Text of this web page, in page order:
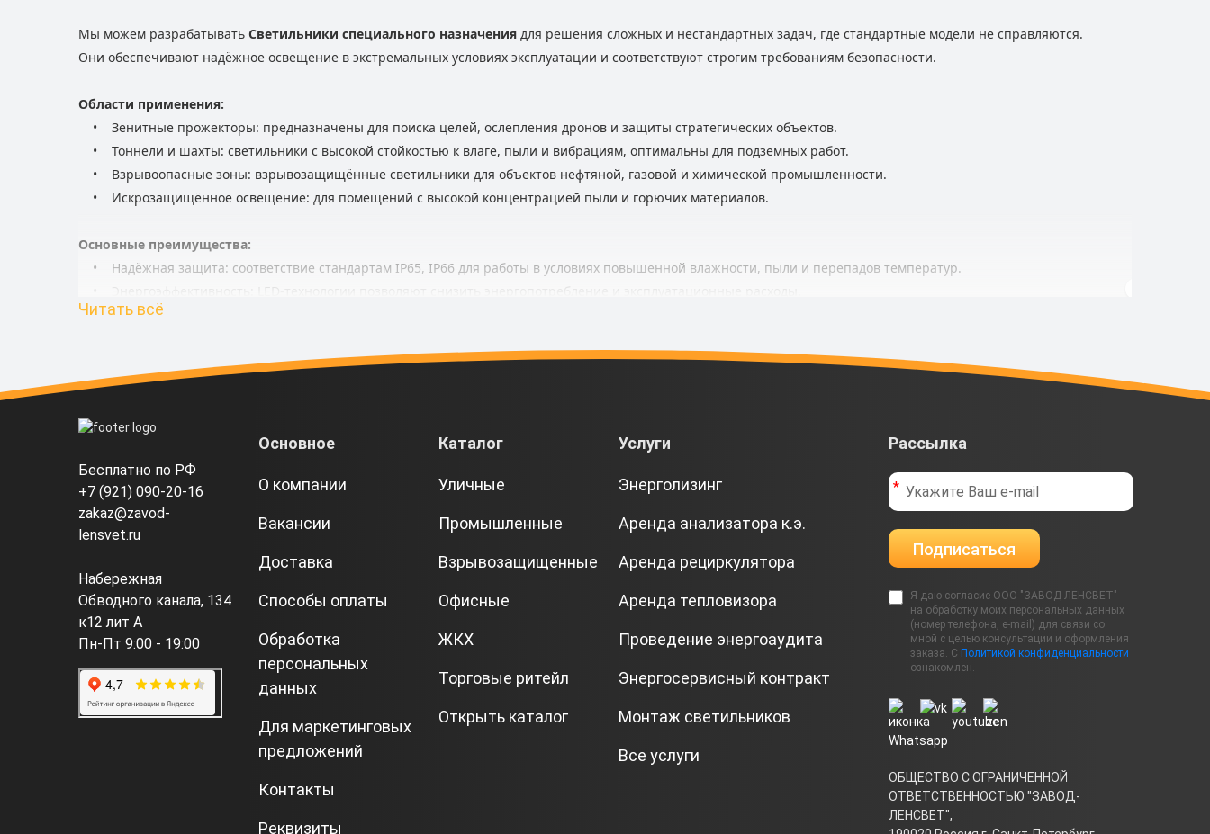
Мы можем разрабатывать Светильники специального назначения для решения сложных и нестандартных задач, где стандартные модели не справляются.
Они обеспечивают надёжное освещение в экстремальных условиях эксплуатации и соответствуют строгим требованиям безопасности.
Области применения:
• Зенитные прожекторы: предназначены для поиска целей, ослепления дронов и защиты стратегических объектов.
• Тоннели и шахты: светильники с высокой стойкостью к влаге, пыли и вибрациям, оптимальны для подземных работ.
• Взрывоопасные зоны: взрывозащищённые светильники для объектов нефтяной, газовой и химической промышленности.
• Искрозащищённое освещение: для помещений с высокой концентрацией пыли и горючих материалов.
Основные преимущества:
• Надёжная защита: соответствие стандартам IP65, IP66 для работы в условиях повышенной влажности, пыли и перепадов температур.
• Долговечность: использование материалов с высокой устойчивостью к коррозии и механическим воздействиям.
Наши решения ориентированы на промышленное и оборонное освещение, обеспечивая эффективность работы и защиту персонала. Если требуется
Читать всё
Бесплатно по РФ
+7 (921) 090-20-16
zakaz@zavod-
lensvet.ru
Набережная
Обводного канала, 134
к12 лит А
Пн-Пт 9:00 - 19:00
Основное
О компании
Вакансии
Доставка
Способы оплаты
Обработка
персональных
данных
Для маркетинговых
предложений
Контакты
Реквизиты
Каталог
Уличные
Промышленные
Взрывозащищенные
Офисные
ЖКХ
Торговые ритейл
Открыть каталог
Услуги
Энерголизинг
Аренда анализатора к.э.
Аренда рециркулятора
Аренда тепловизора
Проведение энергоаудита
Энергосервисный контракт
Монтаж светильников
Все услуги
Рассылка
Подписаться
Я даю согласие ООО "ЗАВОД-ЛЕНСВЕТ"
на обработку моих персональных данных
(номер телефона, e-mail) для связи со
мной с целью консультации и оформления
заказа. С Политикой конфиденциальности
ознакомлен.
ОБЩЕСТВО С ОГРАНИЧЕННОЙ
ОТВЕТСТВЕННОСТЬЮ "ЗАВОД-
ЛЕНСВЕТ",